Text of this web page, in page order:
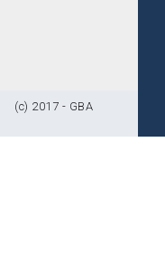
(c) 2017 - GBA